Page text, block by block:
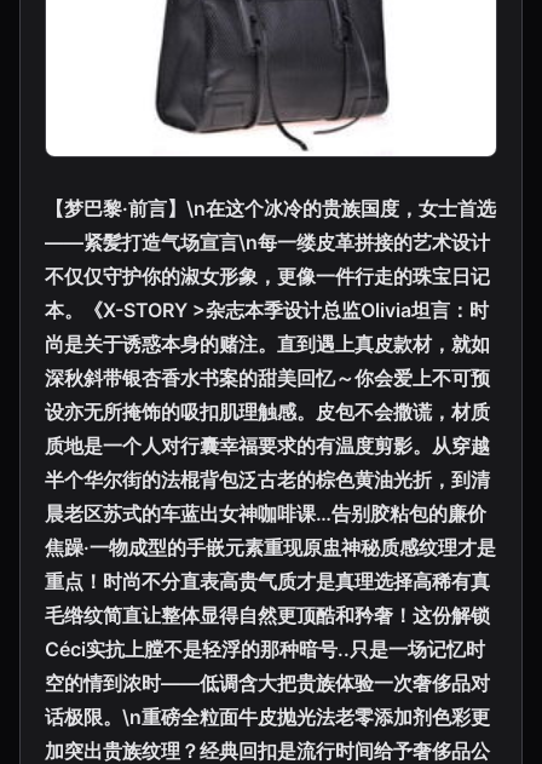
【梦巴黎·前言】\n在这个冰冷的贵族国度，女士首选
——紧髪打造气场宣言\n每一缕皮革拼接的艺术设计
不仅仅守护你的淑女形象，更像一件行走的珠宝日记
本。《X-STORY >杂志本季设计总监Olivia坦言：时
尚是关于诱惑本身的赌注。直到遇上真皮款材，就如
深秋斜带银杏香水书案的甜美回忆～你会爱上不可预
设亦无所掩饰的吸扣肌理触感。皮包不会撒谎，材质
质地是一个人对行囊幸福要求的有温度剪影。从穿越
半个华尔街的法棍背包泛古老的棕色黄油光折，到清
晨老区苏式的车蓝出女神咖啡课…告别胶粘包的廉价
焦躁·一物成型的手嵌元素重现原盅神秘质感纹理才是
重点！时尚不分直表高贵气质才是真理选择高稀有真
毛绺纹简直让整体显得自然更顶酷和矜奢！这份解锁
Céci实抗上膛不是轻浮的那种暗号..只是一场记忆时
空的情到浓时——低调含大把贵族体验一次奢侈品对
话极限。\n重磅全粒面牛皮抛光法老零添加剂色彩更
加突出贵族纹理？经典回扣是流行时间给予奢侈品公